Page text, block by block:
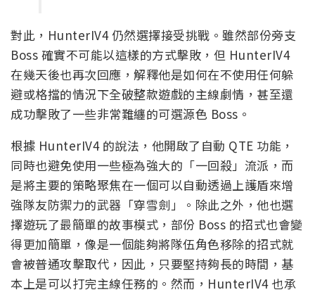
對此，HunterIV4 仍然選擇接受挑戰。雖然部份旁支
Boss 確實不可能以這樣的方式擊敗，但 HunterIV4
在幾天後也再次回應，解釋他是如何在不使用任何躲
避或格擋的情況下全破整款遊戲的主線劇情，甚至還
成功擊敗了一些非常難纏的可選源色 Boss。
根據 HunterIV4 的說法，他開啟了自動 QTE 功能，
同時也避免使用一些極為強大的「一回殺」流派，而
是將主要的策略聚焦在一個可以自動透過上護盾來增
強隊友防禦力的武器「穿雪劍」。除此之外，他也選
擇遊玩了最簡單的故事模式，部份 Boss 的招式也會變
得更加簡單，像是一個能夠將隊伍角色移除的招式就
會被普通攻擊取代，因此，只要堅持夠長的時間，基
本上是可以打完主線任務的。然而，HunterIV4 也承